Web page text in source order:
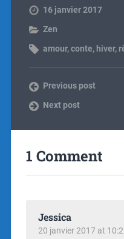
16 janvier 2017
Zen
amour,conte, hiver,
Previous post
Next post
1 Comment
Jessica
20 janvier 2017 at